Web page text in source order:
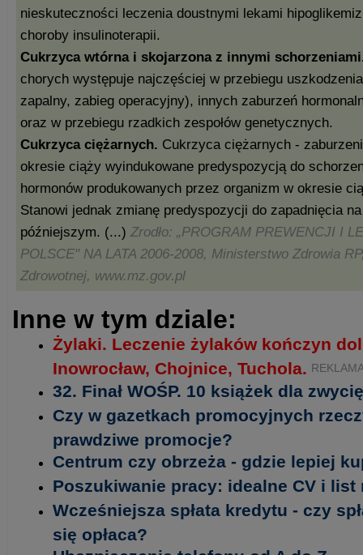
nieskuteczności leczenia doustnymi lekami
choroby insulinoterapii.
Cukrzyca wtórna i skojarzona z innymi
chorych występuje najczęściej w przebiegu
zapalny, zabieg operacyjny), innych zaburzeń
oraz w przebiegu rzadkich zespołów genetycznych.
Cukrzyca ciężarnych. Cukrzyca ciężarnych -
okresie ciąży wyindukowane predyspozycją do
hormonów produkowanych przez organizm w okresie
Stanowi jednak zmianę predyspozycji do zapadnięcia
późniejszym. (...) Zrodło: „PROGRAM PREWENCJI I
POLSCE" NA LATA 2006-2008, Ministerstwo Zdrowia
Zdrowotnej, www.mz.gov.pl
Inne w tym dziale:
Żylaki. Leczenie żylaków kończyn
Inowrocław, Chojnice, Tuchola.
32. Finał WOŚP. 10 książek dla
Czy w gazetkach promocyjnych
prawdziwe promocje?
Centrum czy obrzeża - gdzie lepiej
Poszukiwanie pracy: idealne CV i list
Wcześniejsza spłata kredytu - czy
się opłaca?